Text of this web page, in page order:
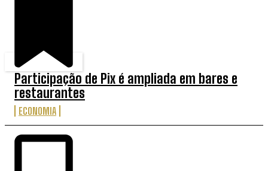
Participação de Pix é ampliada em bares e
restaurantes
ECONOMIA